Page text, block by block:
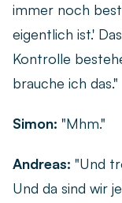
immer noch
eigentlich ist.'
Kontrolle
brauche ich das."
Simon: "Mhm."
Andreas: "Und
Und da sind wir